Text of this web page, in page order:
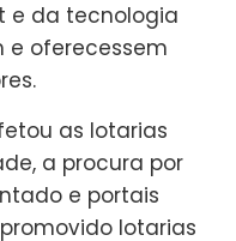
e da tecnologia
e oferecessem
as lotarias
a procura por
e portais
lotarias